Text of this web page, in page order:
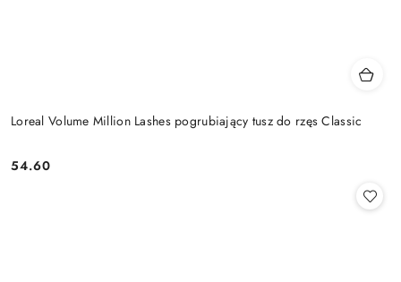
Loreal Volume Million Lashes pogrubiający tusz do rzęs Classic
Cena:
54.60